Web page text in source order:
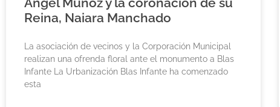
Reina, Naiara Manchado
La asociación de vecinos y la Corporación Municipal
realizan una ofrenda floral ante el monumento a Blas
Infante La Urbanización Blas Infante ha comenzado
esta